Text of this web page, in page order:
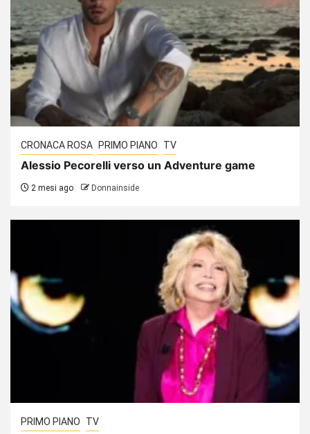
CRONACA ROSA PRIMO PIANO TV
Alessio Pecorelli verso un Adventure game
2 mesi ago Donnainside
PRIMO PIANO TV